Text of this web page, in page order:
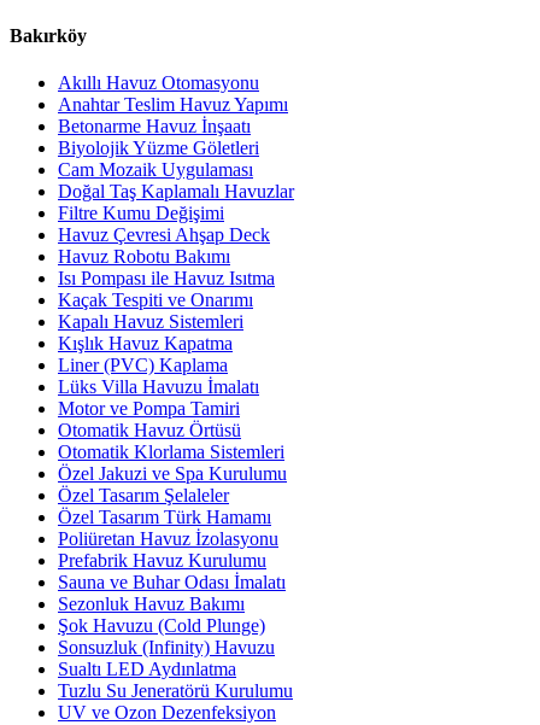
Bakırköy
Akıllı Havuz Otomasyonu
Anahtar Teslim Havuz Yapımı
Betonarme Havuz İnşaatı
Biyolojik Yüzme Göletleri
Cam Mozaik Uygulaması
Doğal Taş Kaplamalı Havuzlar
Filtre Kumu Değişimi
Havuz Çevresi Ahşap Deck
Havuz Robotu Bakımı
Isı Pompası ile Havuz Isıtma
Kaçak Tespiti ve Onarımı
Kapalı Havuz Sistemleri
Kışlık Havuz Kapatma
Liner (PVC) Kaplama
Lüks Villa Havuzu İmalatı
Motor ve Pompa Tamiri
Otomatik Havuz Örtüsü
Otomatik Klorlama Sistemleri
Özel Jakuzi ve Spa Kurulumu
Özel Tasarım Şelaleler
Özel Tasarım Türk Hamamı
Poliüretan Havuz İzolasyonu
Prefabrik Havuz Kurulumu
Sauna ve Buhar Odası İmalatı
Sezonluk Havuz Bakımı
Şok Havuzu (Cold Plunge)
Sonsuzluk (Infinity) Havuzu
Sualtı LED Aydınlatma
Tuzlu Su Jeneratörü Kurulumu
UV ve Ozon Dezenfeksiyon